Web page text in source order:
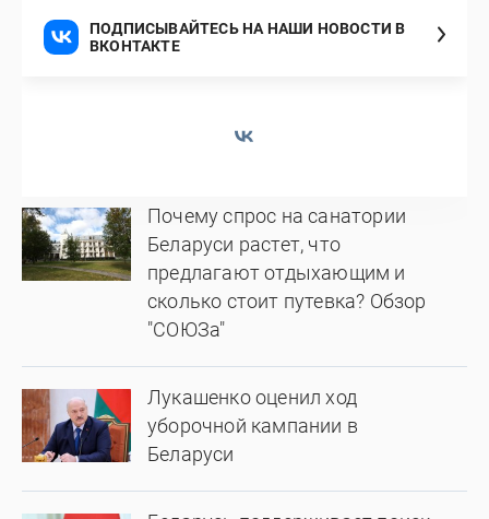
ПОДПИСЫВАЙТЕСЬ НА НАШИ НОВОСТИ В
ВКОНТАКТЕ
Почему спрос на санатории
Беларуси растет, что
предлагают отдыхающим и
сколько стоит путевка? Обзор
"СОЮЗа"
Лукашенко оценил ход
уборочной кампании в
Беларуси